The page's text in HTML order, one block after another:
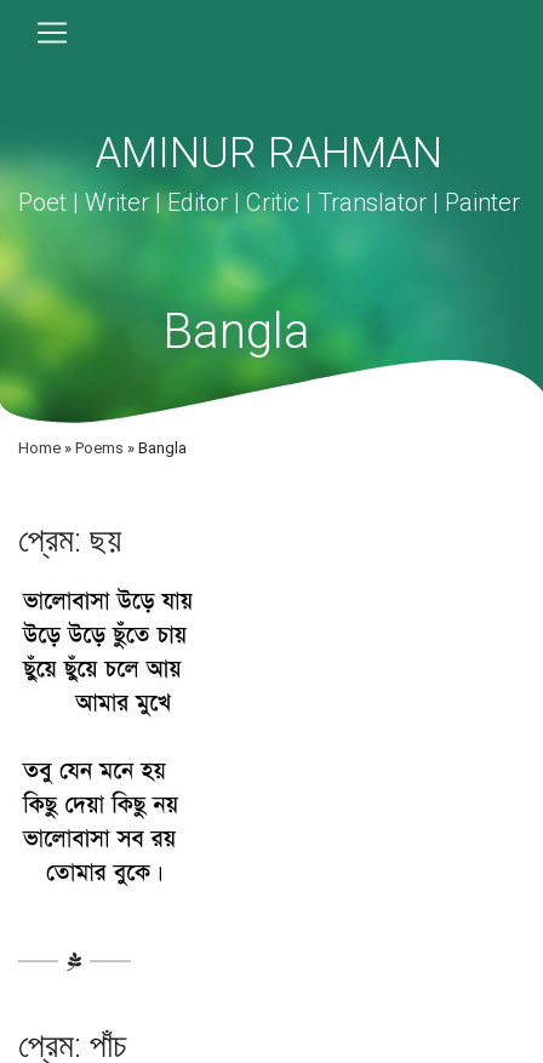
AMINUR RAHMAN
Poet | Writer | Editor | Critic | Translator | Painter
Bangla
Home » Poems » Bangla
প্রেম: ছয়
প্রেম: পাঁচ